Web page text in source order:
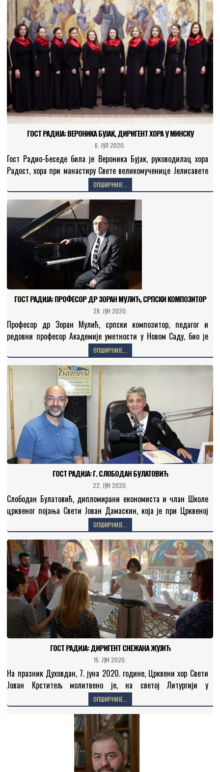
ГОСТ РАДИЈА: ВЕРОНИКА БУЈАК, ДИРИГЕНТ ХОРА У МИНСКУ
6. ЈУЛ 2020.
Гост Радио-Беседе била је Вероника Бујак, руководилац хора
Радост, хора при манастиру Свете великомученице Јелисавете
Фјодоровне Романове у Минску. Вероника нам је говорила о
животу преподобне…
ОПШИРНИЈЕ...
ГОСТ РАДИЈА: ПРОФЕСОР ДР ЗОРАН МУЛИЋ, СРПСКИ КОМПОЗИТОР
28. ЈУН 2020.
Професор др Зоран Мулић, српски композитор, педагог и
редовни професор Академије уметности у Новом Саду, био је
Гост Радио-Беседе Епархије бачке. RTV Beseda · Gost…
ОПШИРНИЈЕ...
ГОСТ РАДИЈА: Г. СЛОБОДАН БУЛАТОВИЋ
22. ЈУН 2020.
Слободан Булатовић, дипломирани економиста и члан Школе
црквеног појања Свети Јован Дамаскин, која је при Црквеној
општини новосадској, на таласима Радио-Славословља причао
је своју животну…
ОПШИРНИЈЕ...
ГОСТ РАДИЈА: ДИРИГЕНТ СНЕЖАНА ЖУЈИЋ
15. ЈУН 2020.
На празник Духовдан, 7. јуна 2020. године, Црквени хор Свети
Јован Крститељ молитвено је, на светој Литургији у
Светобогородичином храму у Бачкој Паланци, прославио
двадесет и седам…
ОПШИРНИЈЕ...